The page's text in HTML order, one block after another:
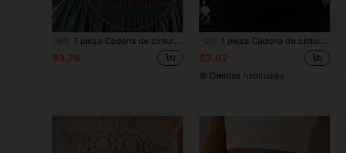
-6% 1 pieza Cadena de cintura vintage con luna, estrella, perla y girasol, estilo bohemio, cinturón largo de capas, joyería de moda de talla grande versátil para mujer, regalo de cumpleaños
$3.76
-2% 1 pieza Cadena de cintura de metal con diseño de estrella, corazón y mariposa, joya corporal minimalista ajustable de oro/plata, accesorio de vestir para mujeres en verano, otoño y Halloween
$3.92
Clientes habituales